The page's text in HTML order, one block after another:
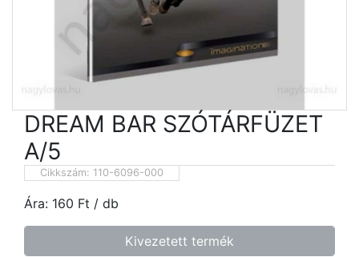
DREAM BAR SZÓTÁRFÜZET
A/5
Cikkszám: 110-6096-000
Ára: 160 Ft / db
Kivezetett termék